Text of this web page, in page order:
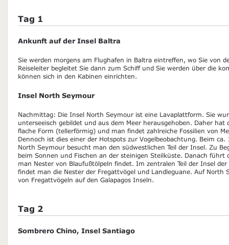
Tag 1
Ankunft auf der Insel Baltra
Sie werden morgens am Flughafen in Baltra eintreffen, wo Sie von
Reiseleiter begleitet Sie dann zum Schiff und Sie werden über die
können sich in den Kabinen einrichten.
Insel North Seymour
Nachmittag: Die Insel North Seymour ist eine Lavaplattform. Sie
unterseeisch gebildet und aus dem Meer herausgehoben. Daher hat
flache Form (tellerförmig) und man findet zahlreiche Fossilien von
Dennoch ist dies einer der Hotspots zur Vogelbeobachtung. Beim
North Seymour besucht man den südwestlichen Teil der Insel. Zu
beim Sonnen und Fischen an der steinigen Steilküste. Danach führt
man Nester von Blaufußtölpeln findet. Im zentralen Teil der Insel
findet man die Nester der Fregattvögel und Landleguane. Auf North
von Fregattvögeln auf den Galapagos Inseln.
Tag 2
Sombrero Chino, Insel Santiago